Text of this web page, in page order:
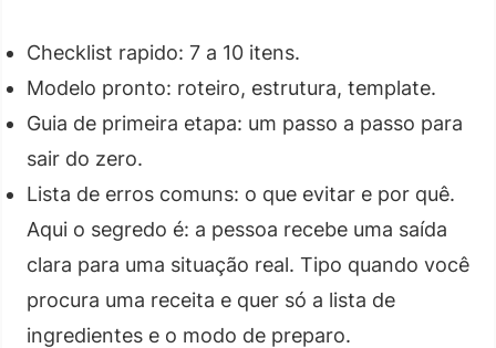
Checklist rapido: 7 a 10 itens.
Modelo pronto: roteiro, estrutura, template.
Guia de primeira etapa: um passo a passo para
sair do zero.
Lista de erros comuns: o que evitar e por quê.
Aqui o segredo é: a pessoa recebe uma saída
clara para uma situação real. Tipo quando você
procura uma receita e quer só a lista de
ingredientes e o modo de preparo.